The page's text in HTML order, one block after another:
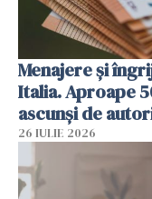
Menajere și
Italia. Aproape
ascunși de
26 IULIE 2026